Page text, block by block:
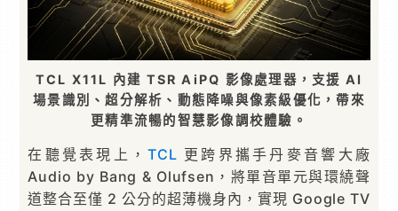
TCL X11L 內建 TSR AiPQ 影像處理器，支援 AI
場景識別、超分解析、動態降噪與像素級優化，帶來
更精準流暢的智慧影像調校體驗。
在聽覺表現上，TCL 更跨界攜手丹麥音響大廠
Audio by Bang & Olufsen，將單音單元與環繞聲
道整合至僅 2 公分的超薄機身內，實現 Google TV